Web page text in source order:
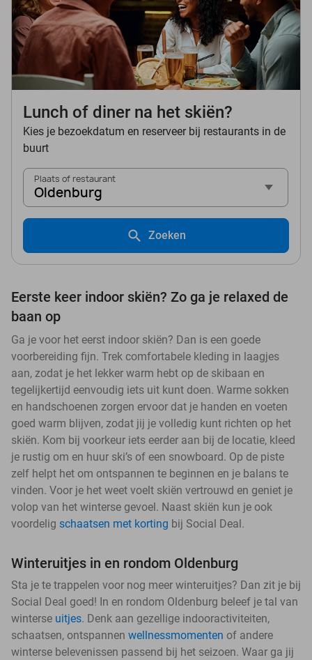
Lunch of diner na het skiën?
Kies je bezoekdatum en reserveer bij restaurants in de
buurt
Plaats of restaurant
Oldenburg
Zoeken
Eerste keer indoor skiën? Zo ga je relaxed de
baan op
Ga je voor het eerst indoor skiën? Dan is een goede
voorbereiding fijn. Trek comfortabele kleding in laagjes
aan, zodat je het lekker warm hebt op de skibaan en
tegelijkertijd eenvoudig iets uit kunt doen. Warme sokken
en handschoenen zorgen ervoor dat je handen en voeten
goed warm blijven, zodat jij je volledig kunt richten op het
skiën. Kom bij voorkeur iets eerder aan bij de locatie, kleed
je rustig om en huur ski’s of een snowboard. Op de piste
zelf helpt het om ontspannen te beginnen en je balans te
vinden. Voor je het weet voelt skiën vertrouwd en geniet je
volop van het winterse gevoel. Naast skiën kun je ook
voordelig schaatsen met korting bij Social Deal.
Winteruitjes in en rondom Oldenburg
Sta je te trappelen voor nog meer winteruitjes? Dan zit je bij
Social Deal goed! In en rondom Oldenburg beleef je tal van
winterse uitjes. Denk aan gezellige indooractiviteiten,
schaatsen, ontspannen wellnessmomenten of andere
winterse belevenissen passend bij het seizoen. Waar ga jij